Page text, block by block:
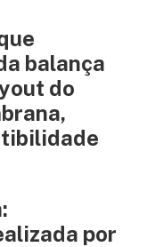
balança
do
por